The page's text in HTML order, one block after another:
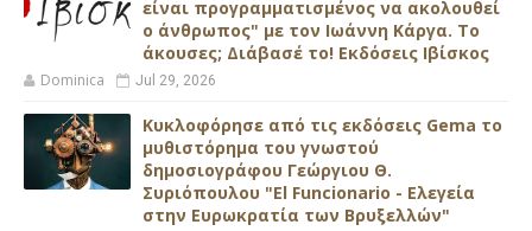
είναι προγραμματισμένος να ακολουθεί
ο άνθρωπος" με τον Ιωάννη Κάργα. Το
άκουσες; Διάβασέ το! Εκδόσεις Ιβίσκος
Dominica Jul 29, 2026
Κυκλοφόρησε από τις εκδόσεις Gema το
μυθιστόρημα του γνωστού
δημοσιογράφου Γεώργιου Θ.
Συριόπουλου "El Funcionario - Ελεγεία
στην Ευρωκρατία των Βρυξελλών"